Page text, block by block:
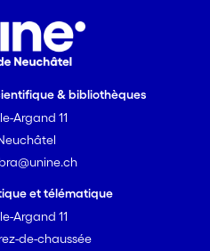
& bibliothèques
Argand 11
et télématique
Argand 11
de-chaussée